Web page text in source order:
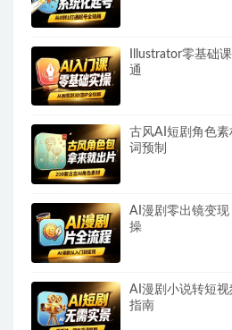
Illustrator零基础
通
古风AI短剧角色
词预制
AI漫剧零出镜变
操
AI漫剧小说转短
指南